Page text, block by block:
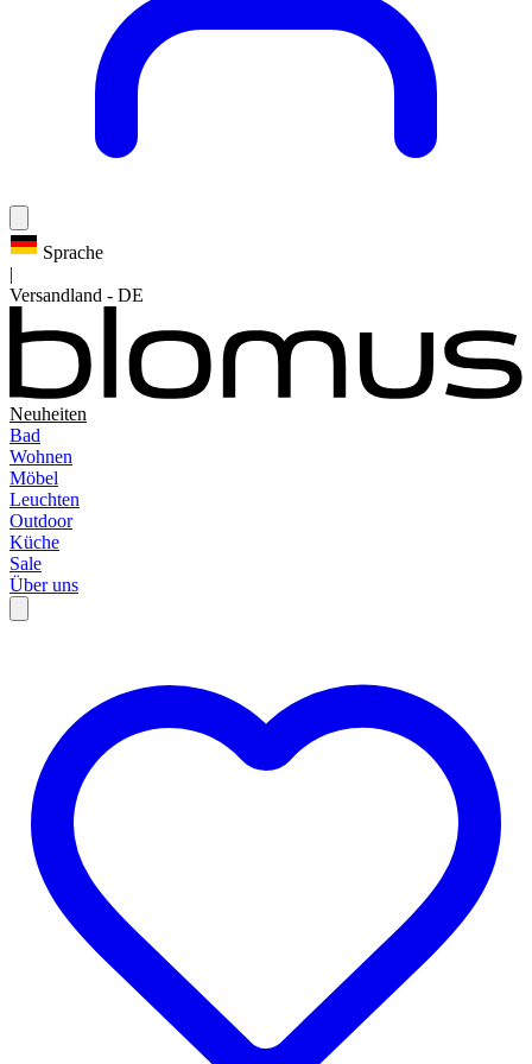
Sprache
|
Versandland - DE
Neuheiten
Bad
Wohnen
Möbel
Leuchten
Outdoor
Küche
Sale
Über uns